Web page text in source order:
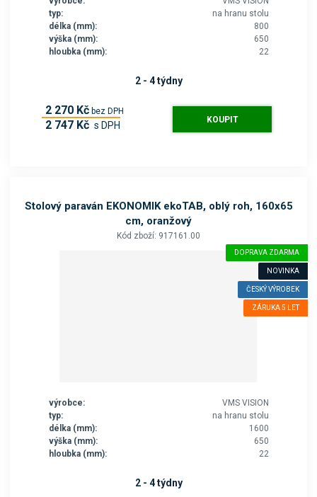
typ:
na hranu stolu
délka (mm):
800
výška (mm):
650
hloubka (mm):
22
2 - 4 týdny
2 270 Kč bez DPH
2 747 Kč s DPH KOUPIT
Stolový paraván EKONOMIK ekoTAB, oblý roh, 160x65
cm, oranžový
Kód zboží: 917161.00
DOPRAVA ZDARMA
NOVINKA
ČESKÝ VÝROBEK
ZÁRUKA 5 LET
výrobce:
VMS VISION
typ:
na hranu stolu
délka (mm):
1600
výška (mm):
650
hloubka (mm):
22
2 - 4 týdny